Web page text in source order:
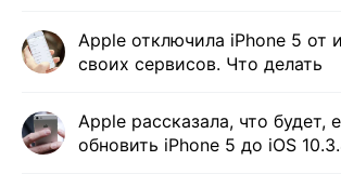
Apple отключила iPhone 5 от
своих сервисов. Что делать
Apple рассказала, что будет,
обновить iPhone 5 до iOS